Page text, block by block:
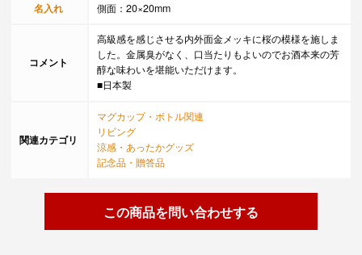
名入れ 側面：20×20mm
コメント
高級感を感じさせる内外面金メッキに桜の模様を施しま
した。金属臭がなく、口当たりもよいのでお酒本来の芳
醇な味わいを堪能いただけます。
■日本製
関連カテゴリ
マグカップ・ボトル関連
リビング
涼感・あったかグッズ
記念品・贈答品
この商品を問い合わせする